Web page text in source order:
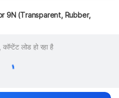
9N (Transparent, Rubber,
लोड हो रहा है